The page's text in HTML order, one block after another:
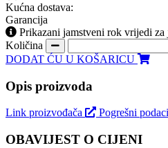
Kućna dostava:
Garancija
Prikazani jamstveni rok vrijedi za
Količina
DODAT ĆU U KOŠARICU
Opis proizvoda
Link proizvođača Pogrešni
OBAVIJEST O CIJENI